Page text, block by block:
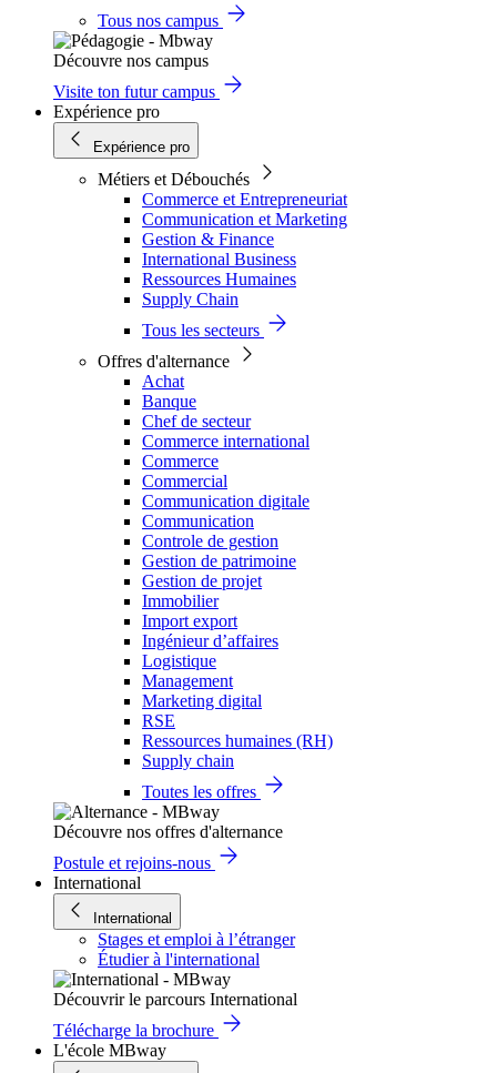
Tous nos campus
Découvre nos campus
Visite ton futur campus
Expérience pro
Expérience pro
Métiers et Débouchés
Commerce et Entrepreneuriat
Communication et Marketing
Gestion & Finance
International Business
Ressources Humaines
Supply Chain
Tous les secteurs
Offres d'alternance
Achat
Banque
Chef de secteur
Commerce international
Commerce
Commercial
Communication digitale
Communication
Controle de gestion
Gestion de patrimoine
Gestion de projet
Immobilier
Import export
Ingénieur d’affaires
Logistique
Management
Marketing digital
RSE
Ressources humaines (RH)
Supply chain
Toutes les offres
Découvre nos offres d'alternance
Postule et rejoins-nous
International
International
Stages et emploi à l’étranger
Étudier à l'international
Découvrir le parcours International
Télécharge la brochure
L'école MBway